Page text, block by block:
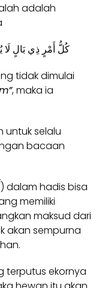
adalah
كُلُّ أَمْرٍ ذِي بَالٍ لَا
tidak dimulai
, maka ia
untuk selalu
bacaan
memiliki
maksud dari
terputus ekornya